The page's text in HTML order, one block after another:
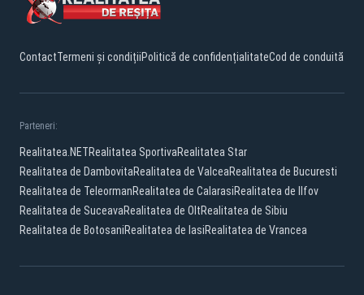
ContactTermeni și condițiiPolitică de confidențialitateCod de conduită
Parteneri:
Realitatea.NETRealitatea SportivaRealitatea Star
Realitatea de DambovitaRealitatea de ValceaRealitatea de Bucuresti
Realitatea de TeleormanRealitatea de CalarasiRealitatea de Ilfov
Realitatea de SuceavaRealitatea de OltRealitatea de Sibiu
Realitatea de BotosaniRealitatea de IasiRealitatea de Vrancea